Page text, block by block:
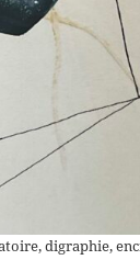
digraphie,